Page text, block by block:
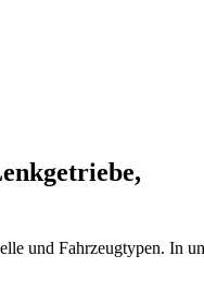
und Fahrzeugtypen. In